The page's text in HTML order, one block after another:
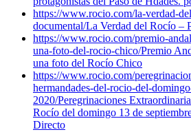
https://www.rocio.com/la-verdad-
documental/La Verdad del Rocío –
https://www.rocio.com/premio-
una-foto-del-rocio-chico/Premio
una foto del Rocío Chico
https://www.rocio.com/
hermandades-del-rocio-del-
2020/Peregrinaciones
Rocío del domingo 13 de
Directo